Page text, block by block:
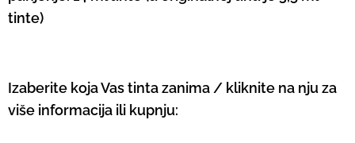
tinte)
Izaberite koja Vas tinta zanima / kliknite na nju za
više informacija ili kupnju: